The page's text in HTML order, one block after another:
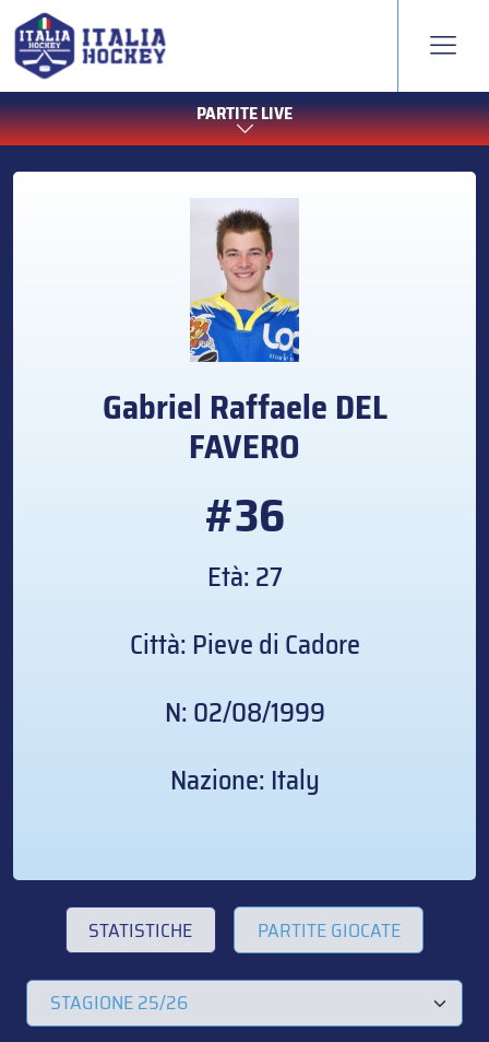
PARTITE LIVE
Gabriel Raffaele DEL
FAVERO
#36
Età: 27
Città: Pieve di Cadore
N: 02/08/1999
Nazione: Italy
STATISTICHE PARTITE GIOCATE